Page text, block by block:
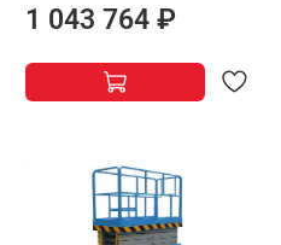
1 043 764 ₽